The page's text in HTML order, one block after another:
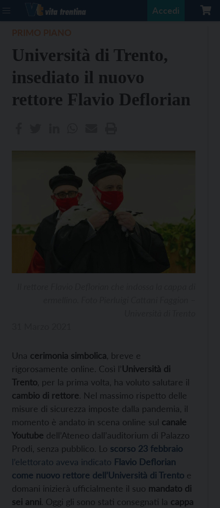
Accedi
Università di Trento,
insediato il nuovo
rettore Flavio Deflorian
Una cerimonia simbolica , breve e
rigorosamente online. Così l’Università di
Trento , per la prima volta, ha voluto salutare il
cambio di rettore. Nel massimo rispetto delle
misure di sicurezza imposte dalla pandemia, il
momento è andato in scena online sul canale
Youtube dell’Ateneo dall’auditorium di Palazzo
Prodi, senza pubblico. Lo scorso 23 febbraio
l’elettorato aveva indicato Flavio Deflorian
come nuovo rettore dell’Università di Trento e
domani inizierà ufficialmente il suo mandato di
sei anni. Oggi gli sono stati consegnati la cappa